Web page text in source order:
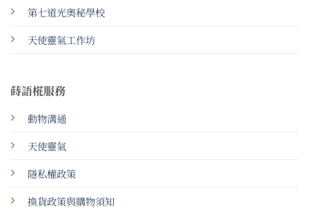
第七道光奧秘學校
天使靈氣工作坊
蒔語椛服務
動物溝通
天使靈氣
隱私權政策
換貨政策與購物須知